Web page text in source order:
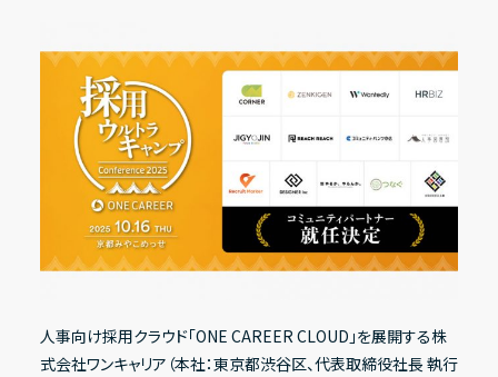
Investors Relations
投資家の皆さまへ
IR情報一覧
IR情報一覧
代表メッセージ
Recruit
採用情報
人事向け採用クラウド「ONE CAREER CLOUD」を展開する株
式会社ワンキャリア（本社：東京都渋谷区、代表取締役社長 執行